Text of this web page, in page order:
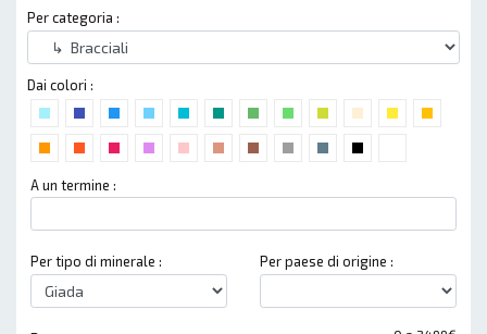
Per categoria :
Dai colori :
A un termine :
Per tipo di minerale : Per paese di origine :